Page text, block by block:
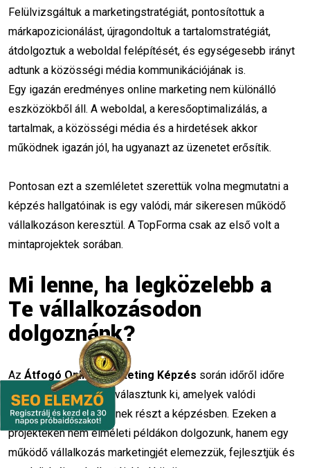
Felülvizsgáltuk a marketingstratégiát, pontosítottuk a
márkapozicionálást, újragondoltuk a tartalomstratégiát,
átdolgoztuk a weboldal felépítését, és egységesebb irányt
adtunk a közösségi média kommunikációjának is.
Egy igazán eredményes online marketing nem különálló
eszközökből áll. A weboldal, a keresőoptimalizálás, a
tartalmak, a közösségi média és a hirdetések akkor
működnek igazán jól, ha ugyanazt az üzenetet erősítik.
Pontosan ezt a szemléletet szerettük volna megmutatni a
képzés hallgatóinak is egy valódi, már sikeresen működő
vállalkozáson keresztül. A TopForma csak az első volt a
mintaprojektek sorában.
Mi lenne, ha legközelebb a
Te vállalkozásodon
dolgoznánk?
Az Átfogó Online Marketing Képzés során időről időre
olyan vállalkozásokat választunk ki, amelyek valódi
mintaprojektként vesznek részt a képzésben. Ezeken a
projekteken nem elméleti példákon dolgozunk, hanem egy
működő vállalkozás marketingjét elemezzük, fejlesztjük és